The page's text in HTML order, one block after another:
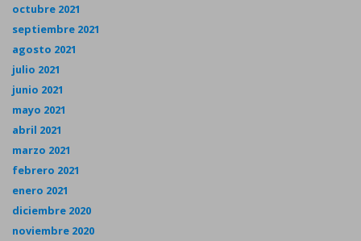
octubre 2021
septiembre 2021
agosto 2021
julio 2021
junio 2021
mayo 2021
abril 2021
marzo 2021
febrero 2021
enero 2021
diciembre 2020
noviembre 2020